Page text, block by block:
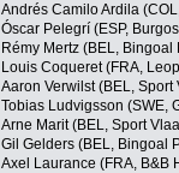
Andrés Camilo Ardila
Óscar Pelegrí (ESP,
Rémy Mertz (BEL,
Louis Coqueret (FRA,
Aaron Verwilst (BEL,
Tobias Ludvigsson (SWE,
Arne Marit (BEL, Sport
Gil Gelders (BEL, Bingoal
Axel Laurance (FRA, B&B